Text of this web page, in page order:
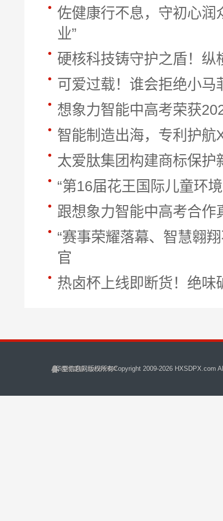
佐健康行不息，守初心润
业”
硬核科技铸守护之盾！
可爱过载！谁会拒绝小马
想象力智能中高考荣获
智能制造出海，专利护航
太爱肽集团构建商标保护
“第16届花王国际儿童环
跟想象力智能中高考合作
“赛事荣耀落幕、智慧翱
官
热卤杯上线即断货！绝
华夏信息网版权所有Copyright 2009-2026 HXSDPX.com